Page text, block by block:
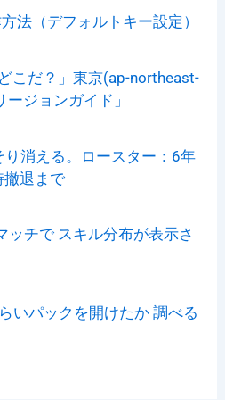
法（デフォルトキー設定）
こだ？」東京(ap-northeast-
ジョンガイド」
消える。ロースター：6年
撤退まで
ッチで スキル分布が表示さ
いパックを開けたか 調べる